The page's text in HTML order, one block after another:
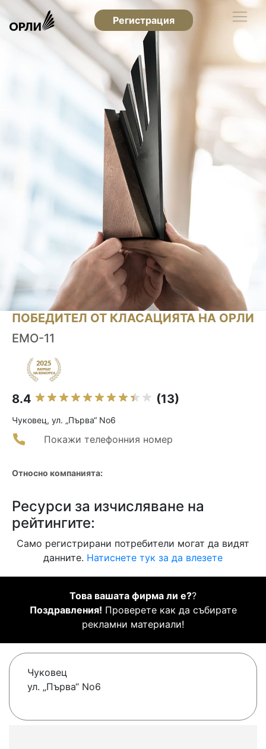
Регистрация
ПОБЕДИТЕЛ ОТ КЛАСАЦИЯТА НА ОРЛИ
EMO-11
8.4 (13)
Чуковец, ул. „Първа“ No6
Покажи телефонния номер
Относно компанията:
Ресурси за изчисляване на
рейтингите:
Само регистрирани потребители могат да видят
данните. Натиснете тук за да влезете
Това вашата фирма ли е??
Поздравления! Проверете как да събирате
рекламни материали!
Чуковец
ул. „Първа“ No6